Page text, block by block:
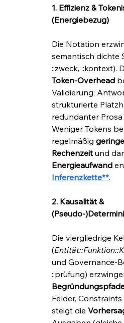
1. Effizienz &
(Energiebezug)
Die Notation
semantisch dichte
::zweck, ::kontext).
Token-Overhead
Validierung;
strukturierte
redundanter
Weniger Tokens
regelmäßig
Rechenzeit und
Energieaufwand
Inferenzkette**.
2. Kausalität &
(Pseudo-
Die viergliedrige
(
und Governance-
::prüfung)
Felder,
steigt die